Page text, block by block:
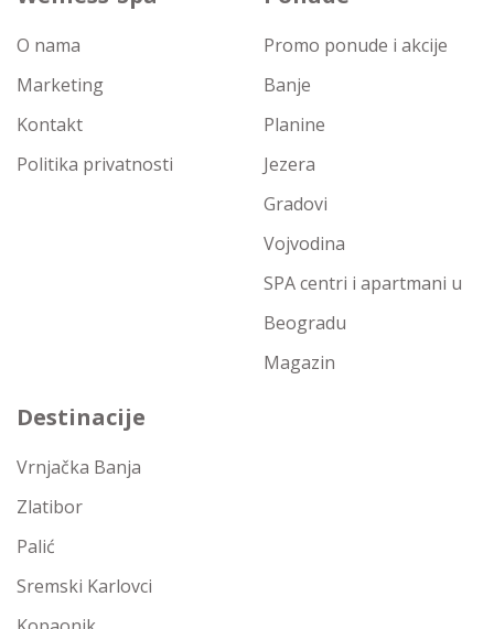
O nama
Marketing
Kontakt
Politika privatnosti
Promo ponude i akcije
Banje
Planine
Jezera
Gradovi
Vojvodina
SPA centri i apartmani u
Beogradu
Magazin
Destinacije
Vrnjačka Banja
Zlatibor
Palić
Sremski Karlovci